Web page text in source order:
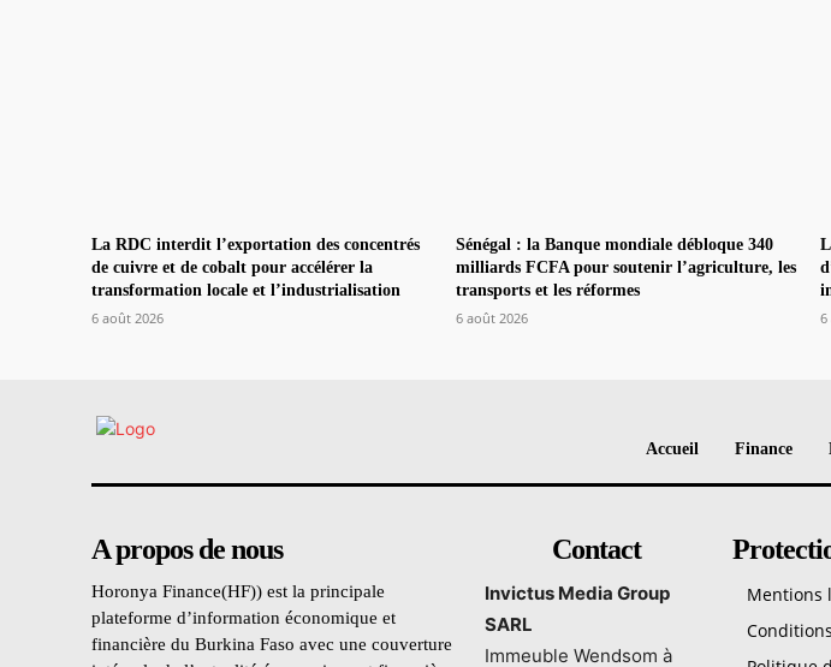
La RDC interdit l’exportation des concentrés
de cuivre et de cobalt pour accélérer la
transformation locale et l’industrialisation
6 août 2026
Sénégal : la Banque mondiale débloque 340
milliards FCFA pour soutenir l’agriculture, les
transports et les réformes
6 août 2026
6
Accueil Finance
A propos de nous
Horonya Finance(HF)) est la principale
plateforme d’information économique et
financière du Burkina Faso avec une couverture
Contact
Invictus Media Group
SARL
Immeuble Wendsom à
Mentions